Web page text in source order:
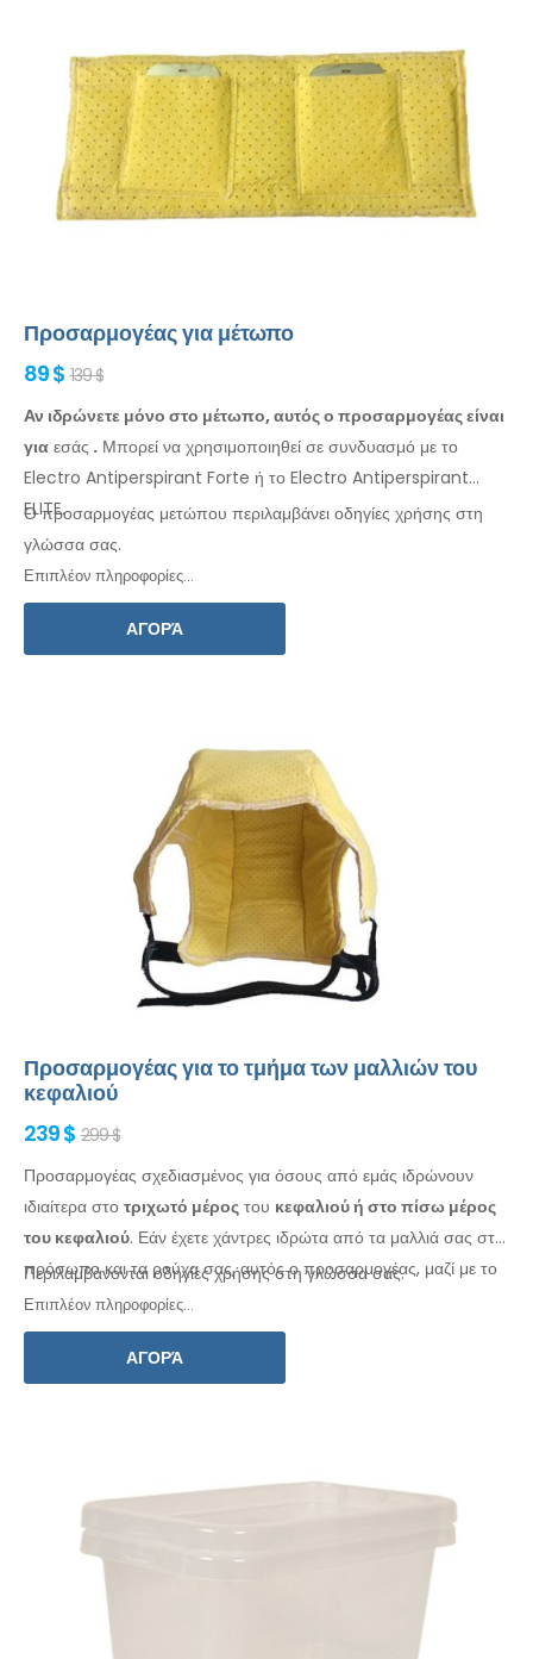
Προσαρμογέας για μέτωπο
89 $ 139 $
Αν ιδρώνετε μόνο στο μέτωπο, αυτός ο προσαρμογέας είναι
για εσάς . Μπορεί να χρησιμοποιηθεί σε συνδυασμό με το
Electro Antiperspirant Forte ή το Electro Antiperspirant
ELITE.
Ο προσαρμογέας μετώπου περιλαμβάνει οδηγίες χρήσης στη
γλώσσα σας.
Επιπλέον πληροφορίες...
ΑΓΟΡΆ
Προσαρμογέας για το τμήμα των μαλλιών του
κεφαλιού
239 $ 299 $
Προσαρμογέας σχεδιασμένος για όσους από εμάς ιδρώνουν
ιδιαίτερα στο τριχωτό μέρος του κεφαλιού ή στο πίσω μέρος
του κεφαλιού. Εάν έχετε χάντρες ιδρώτα από τα μαλλιά σας στο
πρόσωποκαι τα ρούχασας, αυτός ο προσαρμογέας, μαζί με το
Electro Antiperspirant Forte ή το Electro Antiperspirant
ELITE, είναι για εσάς.
Περιλαμβάνονται οδηγίες χρήσης στη γλώσσα σας.
Επιπλέον πληροφορίες...
ΑΓΟΡΆ